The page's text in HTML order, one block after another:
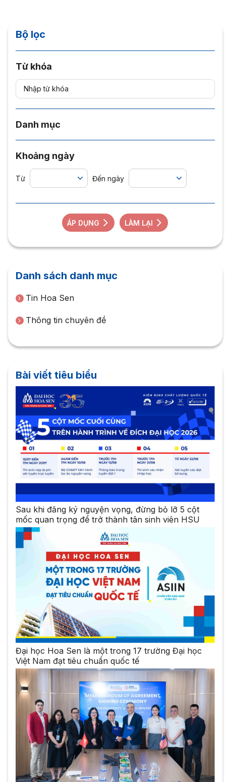
Bộ lọc
Từ khóa
Danh mục
Khoảng ngày
Từ Đến ngày
ÁP DỤNG LÀM LẠI
Danh sách danh mục
Tin Hoa Sen
Thông tin chuyên đề
Bài viết tiêu biểu
Sau khi đăng ký nguyện vọng, đừng bỏ lỡ 5 cột
mốc quan trọng để trở thành tân sinh viên HSU
Đại học Hoa Sen là một trong 17 trường Đại học
Việt Nam đạt tiêu chuẩn quốc tế